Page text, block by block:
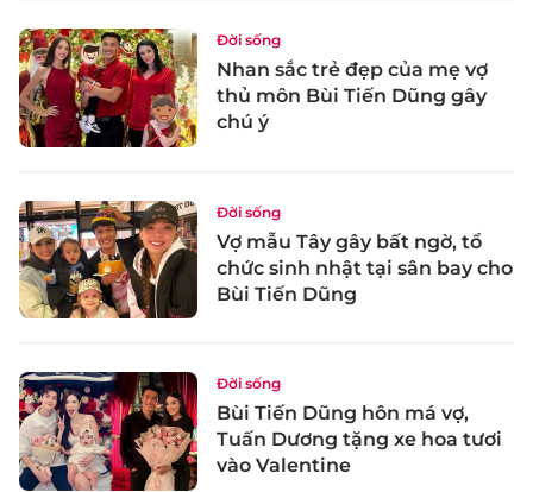
Đời sống
Nhan sắc trẻ đẹp của mẹ vợ
thủ môn Bùi Tiến Dũng gây
chú ý
Đời sống
Vợ mẫu Tây gây bất ngờ, tổ
chức sinh nhật tại sân bay cho
Bùi Tiến Dũng
Đời sống
Bùi Tiến Dũng hôn má vợ,
Tuấn Dương tặng xe hoa tươi
vào Valentine